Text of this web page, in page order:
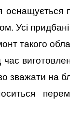
оснащується
Усі
такого
час
зважати на